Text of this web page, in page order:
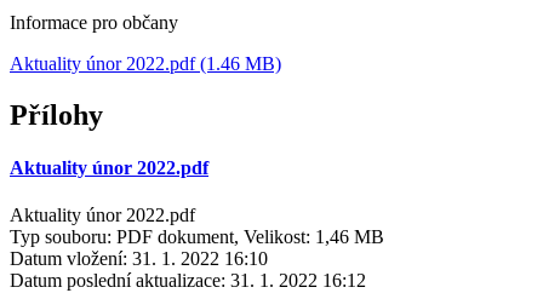
Informace pro občany
Aktuality únor 2022.pdf (1.46 MB)
Přílohy
Aktuality únor 2022.pdf
Aktuality únor 2022.pdf
Typ souboru: PDF dokument, Velikost: 1,46 MB
Datum vložení: 31. 1. 2022 16:10
Datum poslední aktualizace: 31. 1. 2022 16:12